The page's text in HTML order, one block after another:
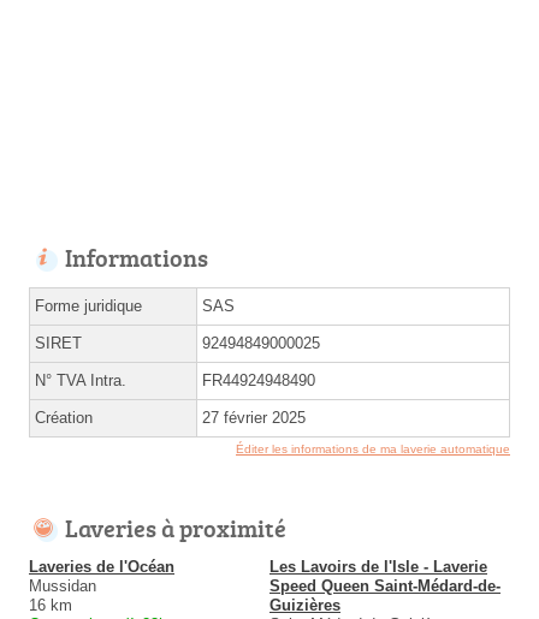
Informations
Forme juridique SAS
SIRET 92494849000025
N° TVA Intra. FR44924948490
Création 27 février 2025
Éditer les informations de ma laverie automatique
Laveries à proximité
Laveries de l'Océan
Mussidan
16 km
Les Lavoirs de l'Isle - Laverie
Speed Queen Saint-Médard-de-
Guizières